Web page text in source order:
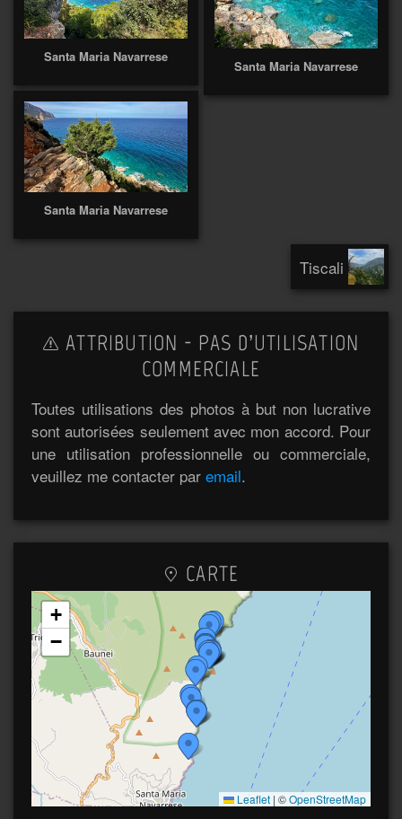
Santa Maria Navarrese
Santa Maria Navarrese
Santa Maria Navarrese
Tiscali
ATTRIBUTION - PAS D’UTILISATION
COMMERCIALE
Toutes utilisations des photos à but non lucrative
sont autorisées seulement avec mon accord. Pour
une utilisation professionnelle ou commerciale,
veuillez me contacter par email.
CARTE
+
−
Leaflet | ©OpenStreetMap